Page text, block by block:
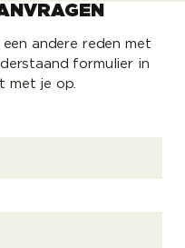
andere reden met
formulier in
met je op.